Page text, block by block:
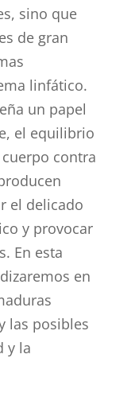
sino que
de gran
linfático.
un papel
el equilibrio
contra
el delicado
y provocar
En esta
en
las posibles
y la